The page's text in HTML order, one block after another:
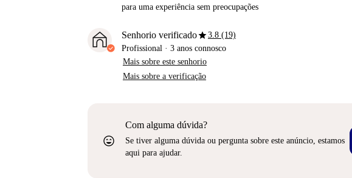
para uma experiência sem preocupações
Senhorio verificadostar3.8 (19)
Profissional · 3 anos connosco
Mais sobre este senhorio
Mais sobre a verificação
sentiment_very_satisfied
Com alguma dúvida?
Se tiver alguma dúvida ou pergunta sobre este anúncio, estamos
aqui para ajudar.